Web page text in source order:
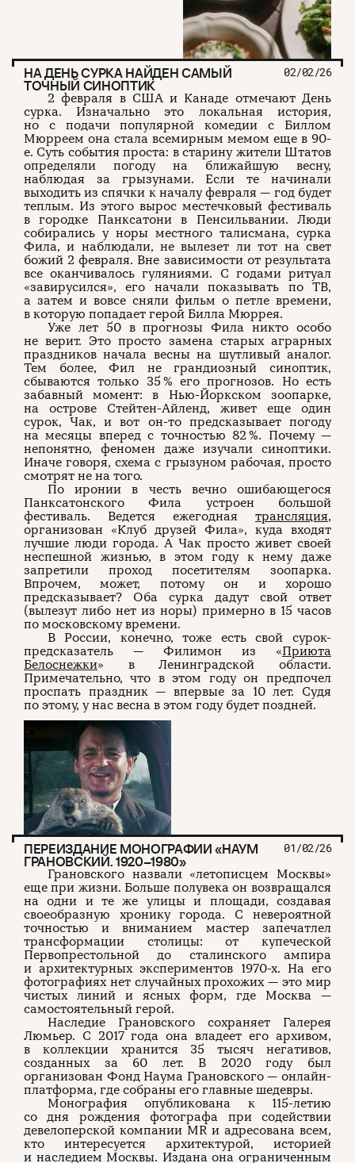
НА ДЕНЬ СУРКА НАЙДЕН САМЫЙ
ТОЧНЫЙ СИНОПТИК
02/02/26
2 февраля в США и Канаде отмечают День
сурка. Изначально это локальная история,
но с подачи популярной комедии с Биллом
Мюрреем она стала всемирным мемом еще в 90-
е. Суть события проста: в старину жители Штатов
определяли погоду на ближайшую весну,
наблюдая за грызунами. Если те начинали
выходить из спячки к началу февраля — год будет
теплым. Из этого вырос местечковый фестиваль
в городке Панксатони в Пенсильвании. Люди
собирались у норы местного талисмана, сурка
Фила, и наблюдали, не вылезет ли тот на свет
божий 2 февраля. Вне зависимости от результата
все оканчивалось гуляниями. С годами ритуал
«завирусился», его начали показывать по ТВ,
а затем и вовсе сняли фильм о петле времени,
в которую попадает герой Билла Мюррея.
Уже лет 50 в прогнозы Фила никто особо
не верит. Это просто замена старых аграрных
праздников начала весны на шутливый аналог.
Тем более, Фил не грандиозный синоптик,
сбываются только 35 % его прогнозов. Но есть
забавный момент: в Нью-Йоркском зоопарке,
на острове Стейтен-Айленд, живет еще один
сурок, Чак, и вот он-то предсказывает погоду
на месяцы вперед с точностью 82 %. Почему —
непонятно, феномен даже изучали синоптики.
Иначе говоря, схема с грызуном рабочая, просто
смотрят не на того.
По иронии в честь вечно ошибающегося
Панксатонского Фила устроен большой
фестиваль. Ведется ежегодная трансляция,
организован «Клуб друзей Фила», куда входят
лучшие люди города. А Чак просто живет своей
неспешной жизнью, в этом году к нему даже
запретили проход посетителям зоопарка.
Впрочем, может, потому он и хорошо
предсказывает? Оба сурка дадут свой ответ
(вылезут либо нет из норы) примерно в 15 часов
по московскому времени.
В России, конечно, тоже есть свой сурок-
предсказатель — Филимон из «Приюта
Белоснежки» в Ленинградской области.
Примечательно, что в этом году он предпочел
проспать праздник — впервые за 10 лет. Судя
по этому, у нас весна в этом году будет поздней.
ПЕРЕИЗДАНИЕ МОНОГРАФИИ «НАУМ
ГРАНОВСКИЙ. 1920–1980»
01/02/26
Грановского назвали «летописцем Москвы»
еще при жизни. Больше полувека он возвращался
на одни и те же улицы и площади, создавая
своеобразную хронику города. С невероятной
точностью и вниманием мастер запечатлел
трансформации столицы: от купеческой
Первопрестольной до сталинского ампира
и архитектурных экспериментов 1970-х. На его
фотографиях нет случайных прохожих — это мир
чистых линий и ясных форм, где Москва —
самостоятельный герой.
Наследие Грановского сохраняет Галерея
Люмьер. С 2017 года она владеет его архивом,
в коллекции хранится 35 тысяч негативов,
созданных за 60 лет. В 2020 году был
организован Фонд Наума Грановского — онлайн-
платформа, где собраны его главные шедевры.
Монография опубликована к 115-летию
со дня рождения фотографа при содействии
девелоперской компании MR и адресована всем,
кто интересуется архитектурой, историей
и наследием Москвы. Издана она ограниченным